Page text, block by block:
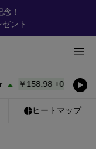
！
ント
158.98+0.03% BNB
ヒートマップ